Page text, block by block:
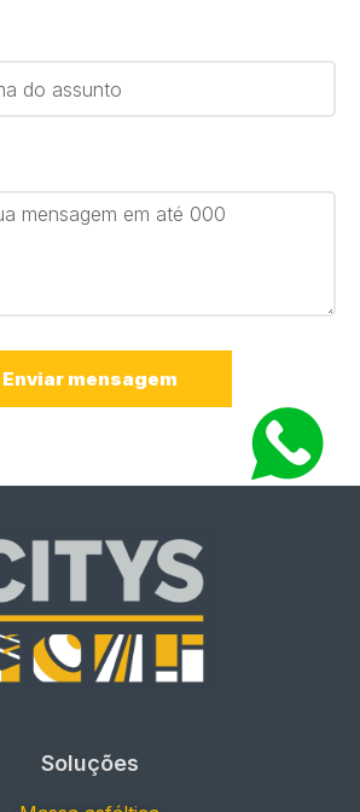
Enviar mensagem
Soluções